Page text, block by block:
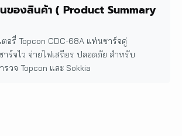
องสินค้า ( Product Summary
ตอรี่ Topcon CDC-68A แท่นชาร์จคู่
าร์จไว จ่ายไฟเสถียร ปลอดภัย สำหรับ
รวจ Topcon และ Sokkia